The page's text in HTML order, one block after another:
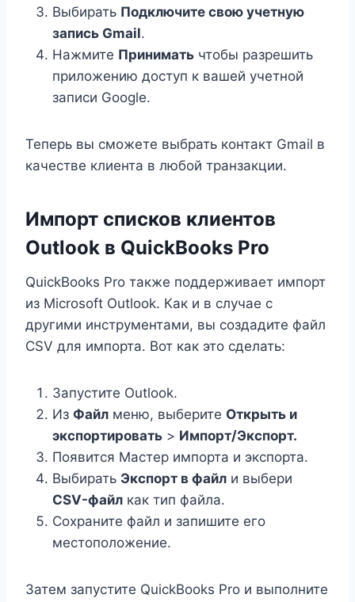
Выбирать Подключите свою учетную
запись Gmail.
Нажмите Принимать чтобы разрешить
приложению доступ к вашей учетной
записи Google.
Теперь вы сможете выбрать контакт Gmail в
качестве клиента в любой транзакции.
Импорт списков клиентов
Outlook в QuickBooks Pro
QuickBooks Pro также поддерживает импорт
из Microsoft Outlook. Как и в случае с
другими инструментами, вы создадите файл
CSV для импорта. Вот как это сделать:
Запустите Outlook.
Из Файл меню, выберите Открыть и
экспортировать > Импорт/Экспорт.
Появится Мастер импорта и экспорта.
Выбирать Экспорт в файл и выбери
CSV-файл как тип файла.
Сохраните файл и запишите его
местоположение.
Затем запустите QuickBooks Pro и выполните